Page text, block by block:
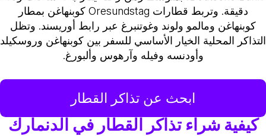
دقيقة. وتربط قطارات Oresundstag كوبنهاغن بمطار
كوبنهاغن ومالمو ولوند وغوتنبرغ عبر رابط أوريسند. وتظل
المحلية الخيار الأساسي للسفر بين كوبنهاغن وروسكيلد
وأودنسه وفيله وآرهوس وألبورغ.
ابحث عن تذاكر القطار
كيفية شراء تذاكر القطار في الدنمارك